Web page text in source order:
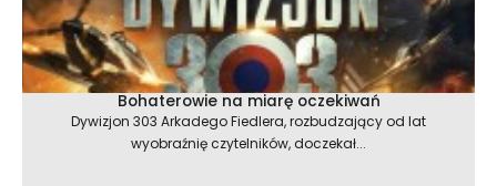
Bohaterowie na miarę oczekiwań
Dywizjon 303 Arkadego Fiedlera, rozbudzający od lat
wyobraźnię czytelników, doczekał...